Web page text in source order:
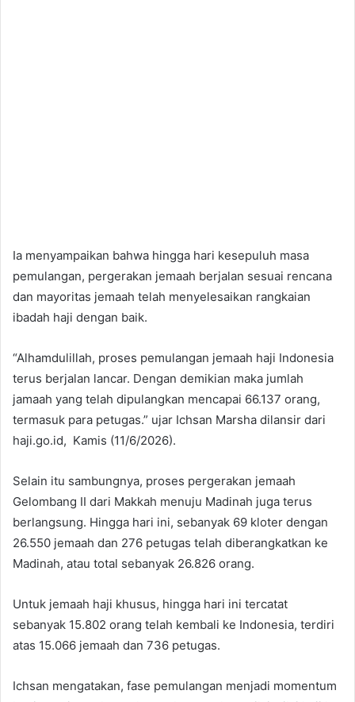
Ia menyampaikan bahwa hingga hari kesepuluh masa
pemulangan, pergerakan jemaah berjalan sesuai rencana
dan mayoritas jemaah telah menyelesaikan rangkaian
ibadah haji dengan baik.
“Alhamdulillah, proses pemulangan jemaah haji Indonesia
terus berjalan lancar. Dengan demikian maka jumlah
jamaah yang telah dipulangkan mencapai 66.137 orang,
termasuk para petugas.” ujar Ichsan Marsha dilansir dari
haji.go.id, Kamis (11/6/2026).
Selain itu sambungnya, proses pergerakan jemaah
Gelombang II dari Makkah menuju Madinah juga terus
berlangsung. Hingga hari ini, sebanyak 69 kloter dengan
26.550 jemaah dan 276 petugas telah diberangkatkan ke
Madinah, atau total sebanyak 26.826 orang.
Untuk jemaah haji khusus, hingga hari ini tercatat
sebanyak 15.802 orang telah kembali ke Indonesia, terdiri
atas 15.066 jemaah dan 736 petugas.
Ichsan mengatakan, fase pemulangan menjadi momentum